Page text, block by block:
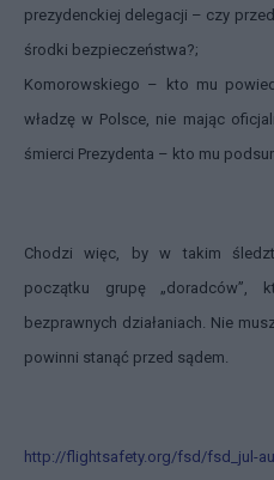
prezydenckiej delegacji – czy
środki bezpieczeństwa?;
Komorowskiego – kto mu
władzę w Polsce, nie mając
śmierci Prezydenta – kto mu
Chodzi więc, by w takim
początku grupę „doradców”,
bezprawnych działaniach. Nie
powinni stanąć przed sądem.
http://flightsafety.org/fsd/fsd_jul-